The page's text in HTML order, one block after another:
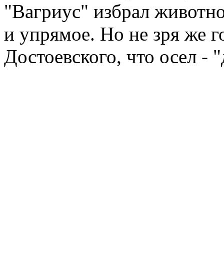
"Вагриус" избрал
и упрямое. Но не зря же
Достоевского, что осел -